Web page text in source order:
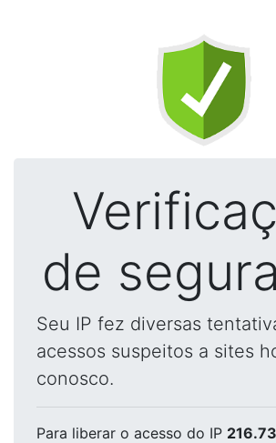
de
Seu IP fez diversas
acessos suspeitos a sites
conosco.
Para liberar o acesso do IP